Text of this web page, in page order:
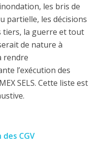
les bris de
partielle, les décisions
tiers, la guerre et tout
de nature à
rendre
l’exécution des
SELS. Cette liste est
CGV